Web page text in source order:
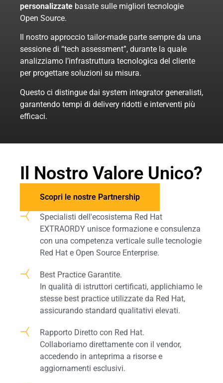
personalizzate basate sulle migliori tecnologie
Open Source.
Il nostro approccio tailor-made parte sempre da una
sessione di “tech assessment”, durante la quale
analizziamo l’infrastruttura tecnologica del cliente
per progettare soluzioni su misura.
Questo ci distingue dai system integrator generalisti,
garantendo tempi di delivery ridotti e interventi più
efficaci.
Il Nostro Valore Unico?
Scopri le nostre Partnership
Specialisti dell'ecosistema Red Hat
EXTRAORDY unisce formazione e consulenza
con una competenza verticale sulle tecnologie
Red Hat e Open Source Enterprise.
Best Practice Garantite.
In qualità di istruttori certificati, applichiamo le
stesse best practice utilizzate da Red Hat,
assicurando standard qualitativi elevati.
Rapporto Diretto con Red Hat.
Collaboriamo direttamente con il vendor,
accedendo in anteprima a risorse e
aggiornamenti esclusivi.